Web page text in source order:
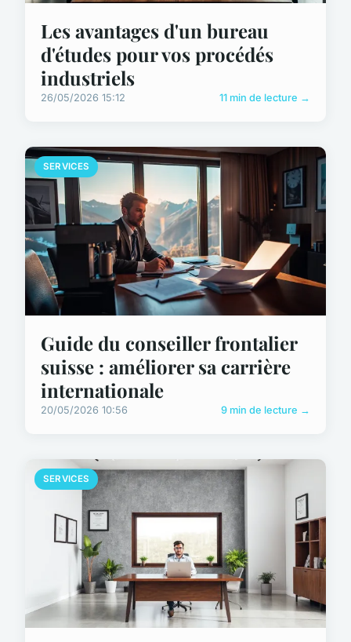
Les avantages d'un bureau
d'études pour vos procédés
industriels
26/05/2026 15:12 11 min de lecture →
SERVICES
Guide du conseiller frontalier
suisse : améliorer sa carrière
internationale
20/05/2026 10:56 9 min de lecture →
SERVICES